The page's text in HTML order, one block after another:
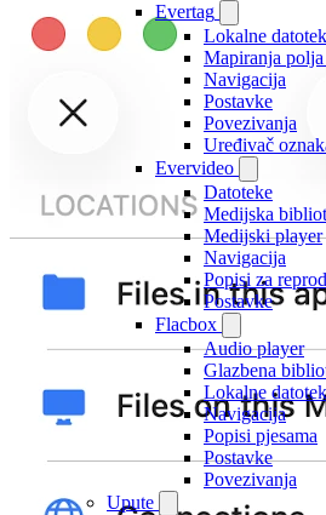
Evertag
Lokalne
Mapiranja polja
Navigacija
Postavke
Povezivanja
Uređivač
Evervideo
Datoteke
Medijska
Medijski player
Navigacija
Popisi za
Postavke
Flacbox
Audio player
Glazbena
Lokalne
Navigacija
Popisi pjesama
Postavke
Povezivanja
Upute